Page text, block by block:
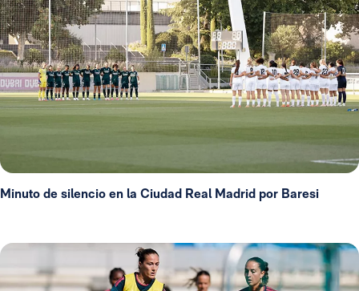
Minuto de silencio en la Ciudad Real Madrid por Baresi